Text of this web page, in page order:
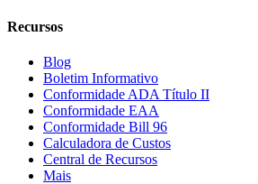
Recursos
Blog
Boletim Informativo
Conformidade ADA Título II
Conformidade EAA
Conformidade Bill 96
Calculadora de Custos
Central de Recursos
Mais